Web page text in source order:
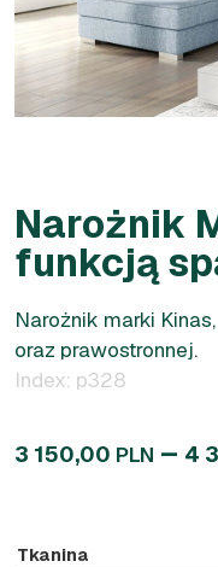
Narożnik
funkcją
Narożnik marki
oraz prawostronnej.
Index: p328
3 150,00 PLN – 4
Tkanina